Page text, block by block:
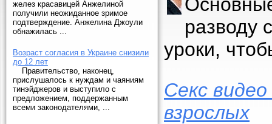
желез красавицей Анжелиной
получили неожиданное зримое
подтверждение. Анжелина Джоули
обнажилась ...
Возраст согласия в Украине снизили
до 12 лет
Правительство, наконец,
прислушалось к нуждам и чаяниям
тинэйджеров и выступило с
предложением, поддержанным
всеми законодателями, ...
разводу
уроки,
Секс
взрослых